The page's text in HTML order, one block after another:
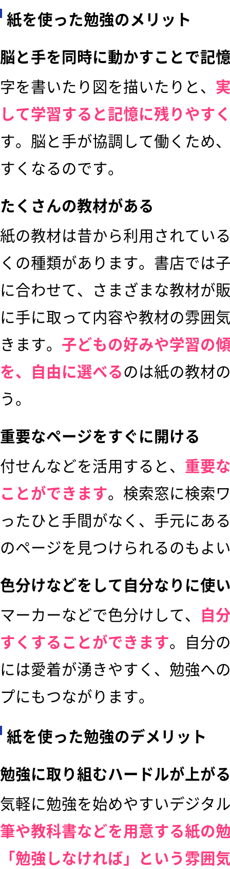
紙を使った勉強のメリット
脳と手を同時に動かすことで記
字を書いたり図を描いたりと、
して学習すると記憶に残りやす
す。脳と手が協調して働くため
すくなるのです。
たくさんの教材がある
紙の教材は昔から利用されてい
くの種類があります。書店では
に合わせて、さまざまな教材が
に手に取って内容や教材の雰囲
きます。 子どもの好みや学習の
を、自由に選べるのは紙の教材
う。
重要なページをすぐに開ける
付せんなどを活用すると、 重要
ことができます。検索窓に検索
ったひと手間がなく、手元にあ
のページを見つけられるのもよ
色分けなどをして自分なりに使
マーカーなどで色分けして、 自
すくすることができます。自分
には愛着が湧きやすく、勉強へ
プにもつながります。
紙を使った勉強のデメリット
勉強に取り組むハードルが上が
気軽に勉強を始めやすいデジタ
筆や教科書などを用意する紙の
「勉強しなければ」という雰囲